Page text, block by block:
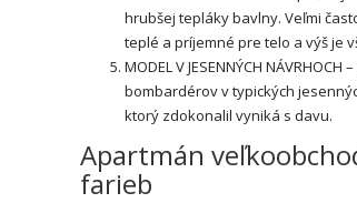
hrubšej tepláky bavlny. Veľmi
teplé a príjemné pre telo a výš je
MODEL V JESENNÝCH
bombardérov v typických
ktorý zdokonalil vyniká s davu.
Apartmán
farieb